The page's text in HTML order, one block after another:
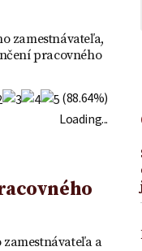
zamestnávateľa,
pracovného
(88.64%)
Loading...
a